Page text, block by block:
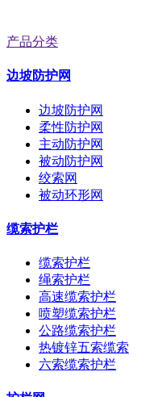
产品分类
边坡防护网
边坡防护网
柔性防护网
主动防护网
被动防护网
绞索网
被动环形网
缆索护栏
缆索护栏
绳索护栏
高速缆索护栏
喷塑缆索护栏
公路缆索护栏
热镀锌五索缆索
六索缆索护栏